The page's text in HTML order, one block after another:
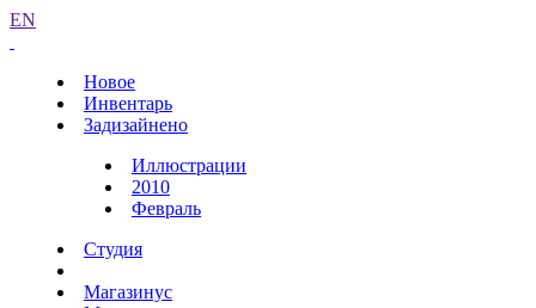
EN
Новое
Инвентарь
Задизайнено
Иллюстрации
2010
Февраль
Студия
Магазинус